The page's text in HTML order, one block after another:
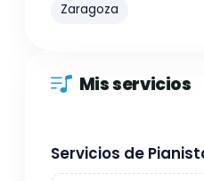
Zaragoza
Mis servicios
Servicios de